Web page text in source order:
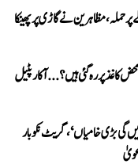
حملہ، مظاہرین نے گاڑی پر پھینکا
کاغذ پر رہ گئی ہیں؟...آکار پٹیل
گی بڑی خامیاں‘، گریٹ نکوبار